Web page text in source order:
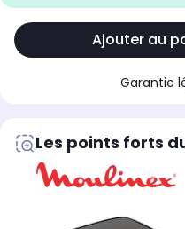
Ajouter au
Garantie
Les points forts